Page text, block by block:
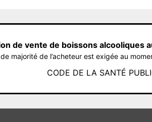
de vente de boissons alcooliques
majorité de l’acheteur est exigée au
CODE DE LA SANTÉ